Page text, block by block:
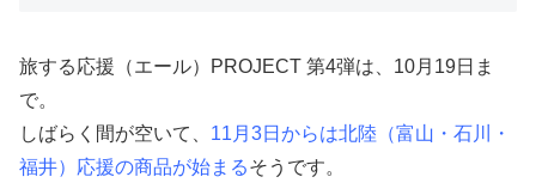
旅する応援（エール）PROJECT 第4弾は、10月19日ま
で。
しばらく間が空いて、 11月3日からは北陸（富山・石川・
福井）応援の商品が始まるそうです。